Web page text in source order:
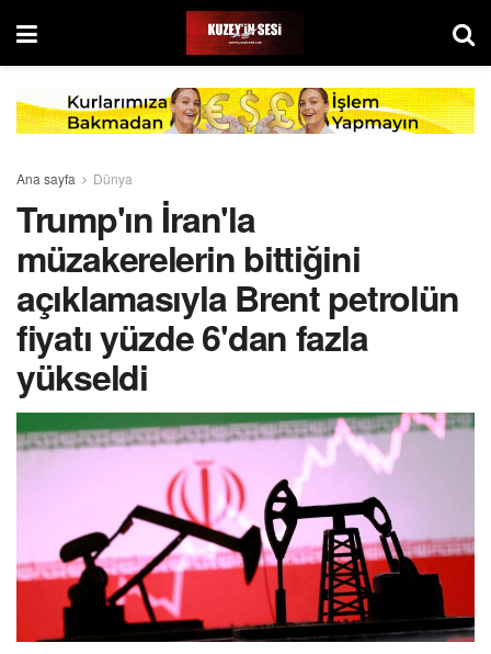
Ana sayfa Dünya
Trump'ın İran'la
müzakerelerin bittiğini
açıklamasıyla Brent petrolün
fiyatı yüzde 6'dan fazla
yükseldi